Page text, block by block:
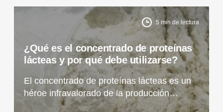
5 min de lectura
¿Qué es el concentrado de proteínas
lácteas y por qué debe utilizarse?
El concentrado de proteínas lácteas es un
héroe infravalorado de la producción
moderna de alimentos. Descubra cómo sus